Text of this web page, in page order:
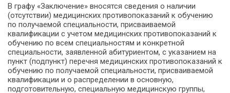
В графу «Заключение» вносятся сведения о наличии
(отсутствии) медицинских противопоказаний к обучению
по получаемой специальности, присваиваемой
квалификации с учетом медицинских противопоказаний к
обучению по всем специальностям и конкретной
специальности, заявленной абитуриентом, с указанием на
пункт (подпункт) перечня медицинских противопоказаний к
обучению по получаемой специальности, присваиваемой
квалификации и о распределении в основную,
подготовительную, специальную медицинскую группы,